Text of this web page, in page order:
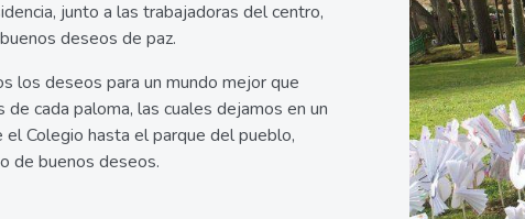
junto a las trabajadoras del centro,
deseos de paz.
los deseos para un mundo mejor que
cada paloma, las cuales dejamos en un
Colegio hasta el parque del pueblo,
de buenos deseos.